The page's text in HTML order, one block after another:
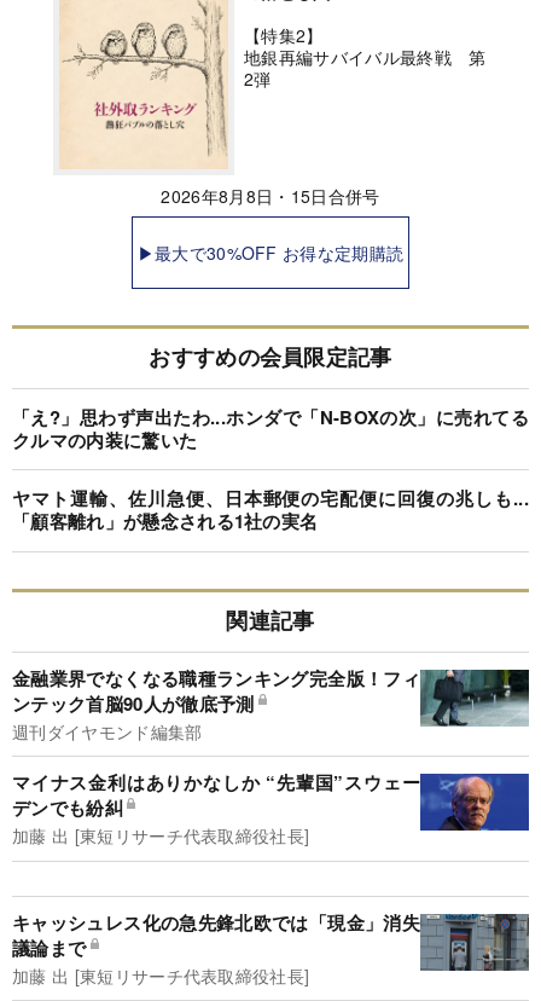
【特集2】
地銀再編サバイバル最終戦 第
2弾
2026年8月8日・15日合併号
▶最大で30%OFF お得な定期購読
おすすめの会員限定記事
「え?」思わず声出たわ...ホンダで「N-BOXの次」に売れてる
クルマの内装に驚いた
ヤマト運輸、佐川急便、日本郵便の宅配便に回復の兆しも...
「顧客離れ」が懸念される1社の実名
関連記事
金融業界でなくなる職種ランキング完全版！フィ
ンテック首脳90人が徹底予測
週刊ダイヤモンド編集部
マイナス金利はありかなしか “先輩国”スウェー
デンでも紛糾
加藤 出 [東短リサーチ代表取締役社長]
キャッシュレス化の急先鋒北欧では「現金」消失
議論まで
加藤 出 [東短リサーチ代表取締役社長]